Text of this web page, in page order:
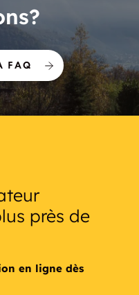
FAQ
près de
en ligne dès